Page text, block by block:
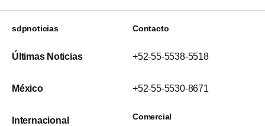
sdpnoticias
Últimas Noticias
México
Internacional
Contacto
+52-55-5538-5518
+52-55-5530-8671
Comercial